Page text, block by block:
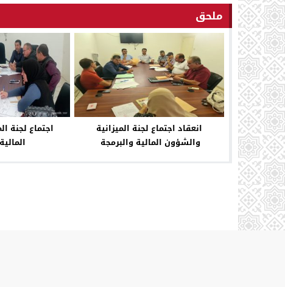
ملحق
انعقاد اجتماع لجنة الميزانية
والشؤون المالية والبرمجة
اجتماع لجنة